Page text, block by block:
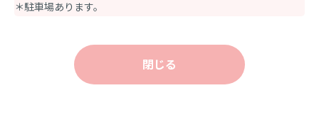
＊駐車場あります。
閉じる